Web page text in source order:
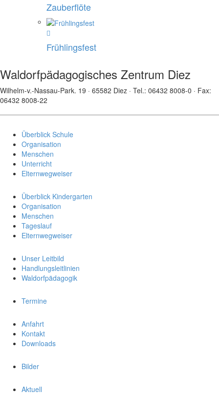
Zauberflöte
Frühlingsfest
Waldorfpädagogisches Zentrum Diez
Wilhelm-v.-Nassau-Park. 19 · 65582 Diez · Tel.: 06432 8008-0 · Fax:
06432 8008-22
Überblick Schule
Organisation
Menschen
Unterricht
Elternwegweiser
Überblick Kindergarten
Organisation
Menschen
Tageslauf
Elternwegweiser
Unser Leitbild
Handlungsleitlinien
Waldorfpädagogik
Termine
Anfahrt
Kontakt
Downloads
Bilder
Aktuell